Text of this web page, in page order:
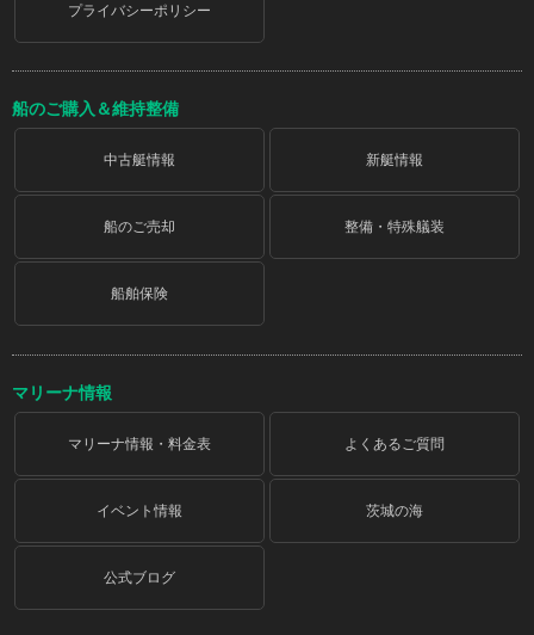
プライバシーポリシー
船のご購入＆維持整備
中古艇情報 新艇情報
船のご売却 整備・特殊艤装
船舶保険
マリーナ情報
マリーナ情報・料金表 よくあるご質問
イベント情報 茨城の海
公式ブログ